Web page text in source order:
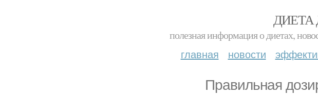
ДИЕТА
полезная информация о диетах,
главная новости
Правильная